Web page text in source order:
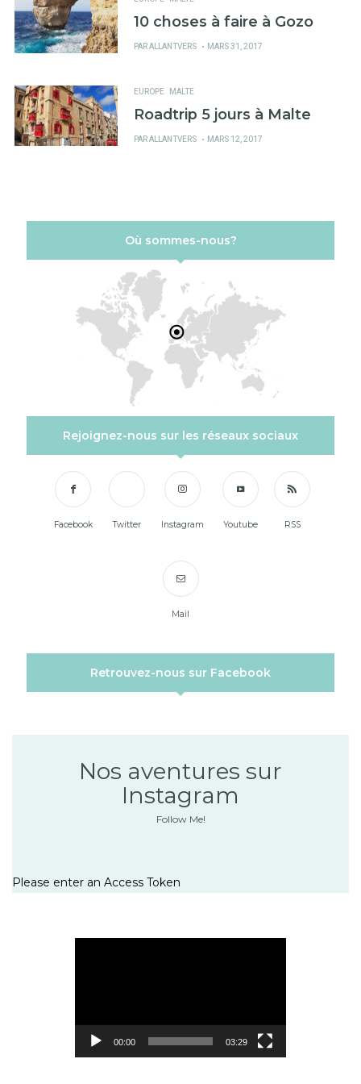
10 choses à faire à Gozo
PARALLANTVERS
PUBLIÉ
MARS 31, 2017
EUROPE MALTE
Roadtrip 5 jours à Malte
PARALLANTVERS
PUBLIÉ
MARS 12, 2017
Où sommes-nous?
Rejoignez-nous sur les réseaux sociaux
Facebook Twitter Instagram Youtube RSS
Mail
Retrouvez-nous sur Facebook
Nos aventures sur
Instagram
Follow Me!
Please enter an Access Token
00:00 03:29